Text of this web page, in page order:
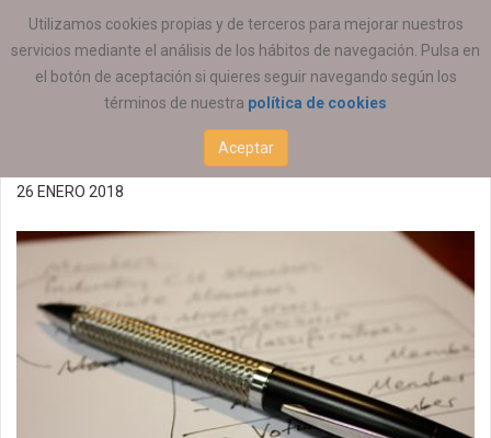
Utilizamos cookies propias y de terceros para mejorar nuestros
servicios mediante el análisis de los hábitos de navegación. Pulsa en
el botón de aceptación si quieres seguir navegando según los
términos de nuestra política de cookies
Aceptar
ESTÁ AQUÍ: ACTUALIDAD COEESCV
Oferta de empleo
26/01/2018 (P)
26 ENERO 2018